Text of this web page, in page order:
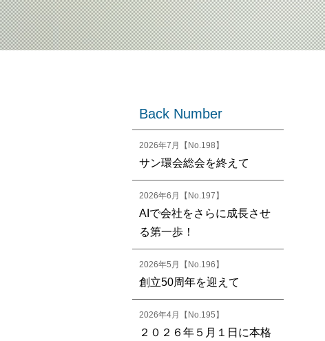
Back Number
2026年7月【No.198】
サン環会総会を終えて
2026年6月【No.197】
AIで会社をさらに成長させ
る第一歩！
2026年5月【No.196】
創立50周年を迎えて
2026年4月【No.195】
２０２６年５月１日に本格